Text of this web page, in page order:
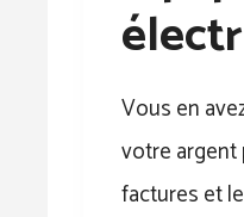
Vous en
votre argent
factures et